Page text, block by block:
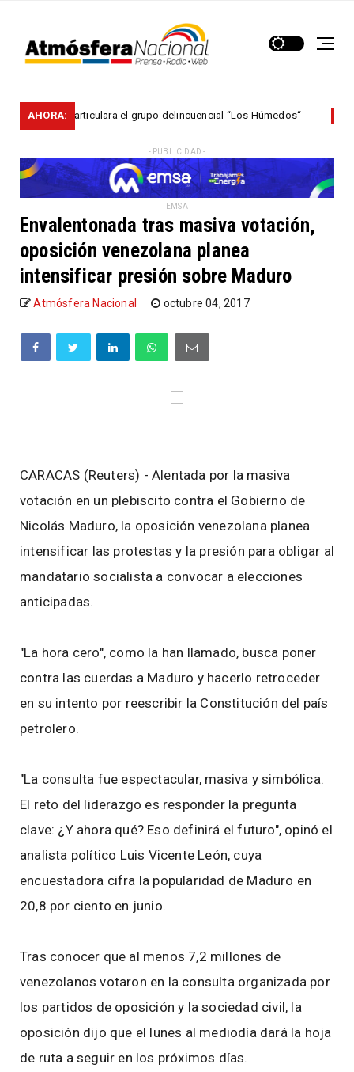
AHORA:
desarticulara el grupo delincuencial “Los Húmedos“
- PUBLICIDAD -
EMSA
Envalentonada tras masiva votación,
oposición venezolana planea
intensificar presión sobre Maduro
Atmósfera Nacional octubre 04, 2017
CARACAS (Reuters) - Alentada por la masiva
votación en un plebiscito contra el Gobierno de
Nicolás Maduro, la oposición venezolana planea
intensificar las protestas y la presión para obligar al
mandatario socialista a convocar a elecciones
anticipadas.
"La hora cero", como la han llamado, busca poner
contra las cuerdas a Maduro y hacerlo retroceder
en su intento por reescribir la Constitución del país
petrolero.
"La consulta fue espectacular, masiva y simbólica.
El reto del liderazgo es responder la pregunta
clave: ¿Y ahora qué? Eso definirá el futuro", opinó el
analista político Luis Vicente León, cuya
encuestadora cifra la popularidad de Maduro en
20,8 por ciento en junio.
Tras conocer que al menos 7,2 millones de
venezolanos votaron en la consulta organizada por
los partidos de oposición y la sociedad civil, la
oposición dijo que el lunes al mediodía dará la hoja
de ruta a seguir en los próximos días.